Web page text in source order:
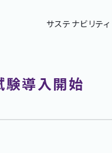
サステナビリティ
験導入開始